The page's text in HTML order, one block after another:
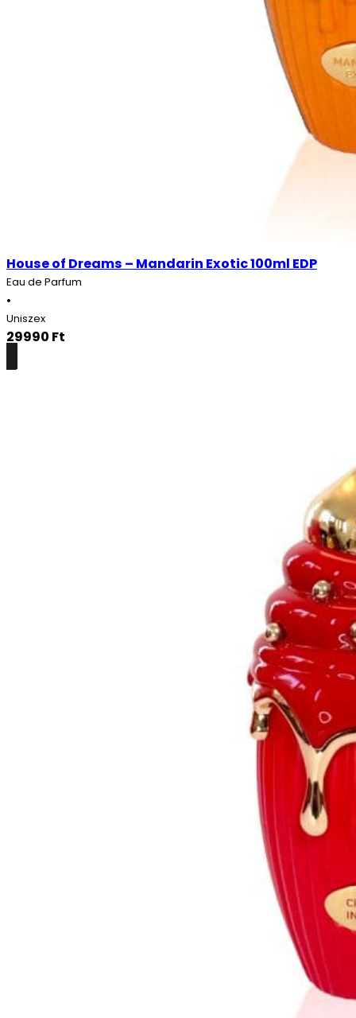
House of Dreams – Mandarin Exotic 100ml EDP
Eau de Parfum
•
Uniszex
29990 Ft
Részletek